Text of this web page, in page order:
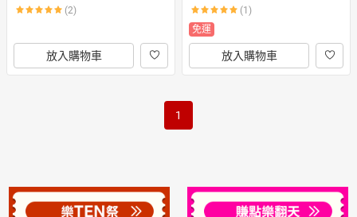
(2)
放入購物車
(1)
免運
放入購物車
1